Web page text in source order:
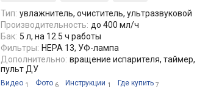
Тип: увлажнитель, очиститель, ультразвуковой
Производительность: до 400 мл/ч
Бак: 5 л, на 12.5 ч работы
Фильтры: HEPA 13, УФ-лампа
Дополнительно: вращение испарителя, таймер,
пульт ДУ
Видео 1 Фото 6 Инструкции 1 Где купить 7